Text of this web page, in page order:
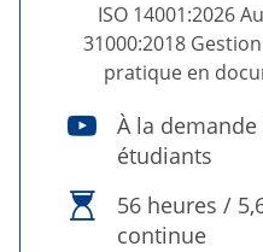
ISO 14001:2026
31000:2018
pratique en
À la
étudiants
56 heures /
continue